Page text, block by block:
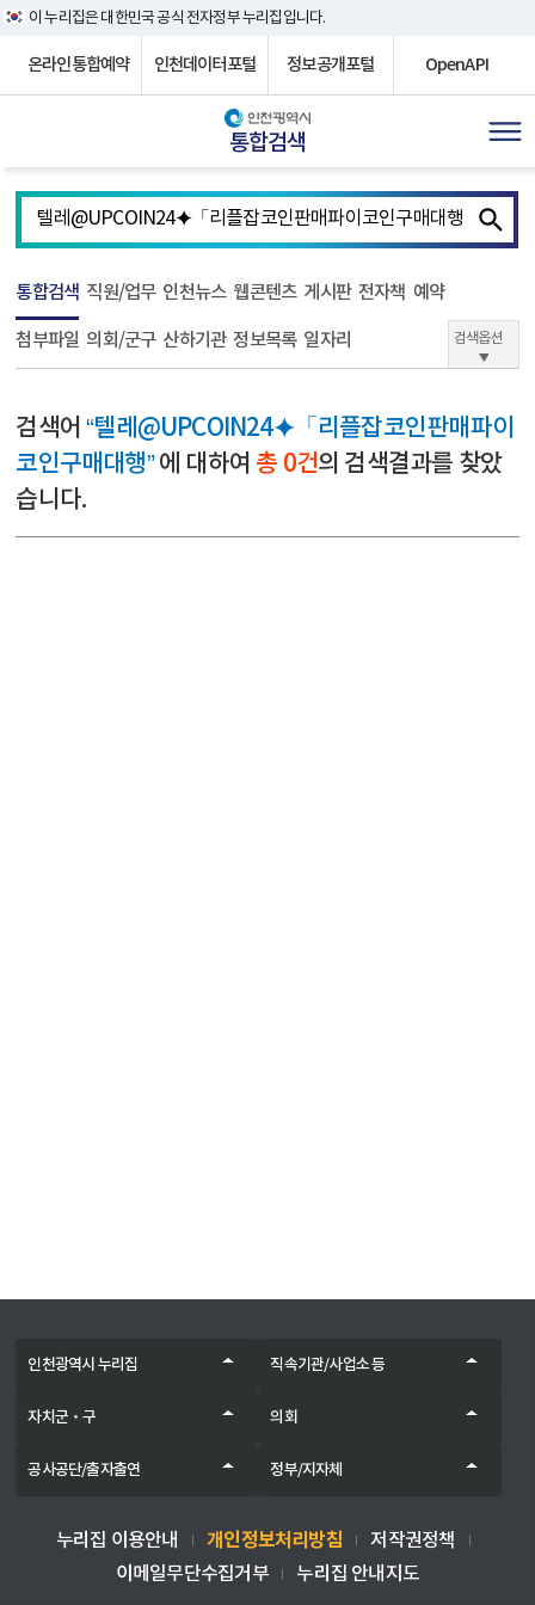
이 누리집은 대한민국 공식 전자정부 누리집입니다.
온라인통합예약 인천데이터포털 정보공개포털 OpenAPI
통합검색
통합검색 직원/업무 인천뉴스 웹콘텐츠 게시판 전자책 예약
첨부파일 의회/군구 산하기관 정보목록 일자리 검색옵션
검색어“텔레@UPCOIN24⯌「리플잡코인판매파이
코인구매대행”에 대하여 총 0건의 검색결과를 찾았
습니다.
인천광역시 누리집 직속기관/사업소 등
자치군‧구 의회
공사공단/출자출연 정부/지자체
누리집 이용안내 개인정보처리방침
저작권정책
이메일무단수집거부
누리집 안내지도